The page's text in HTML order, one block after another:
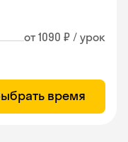
от 1090 ₽ / урок
время